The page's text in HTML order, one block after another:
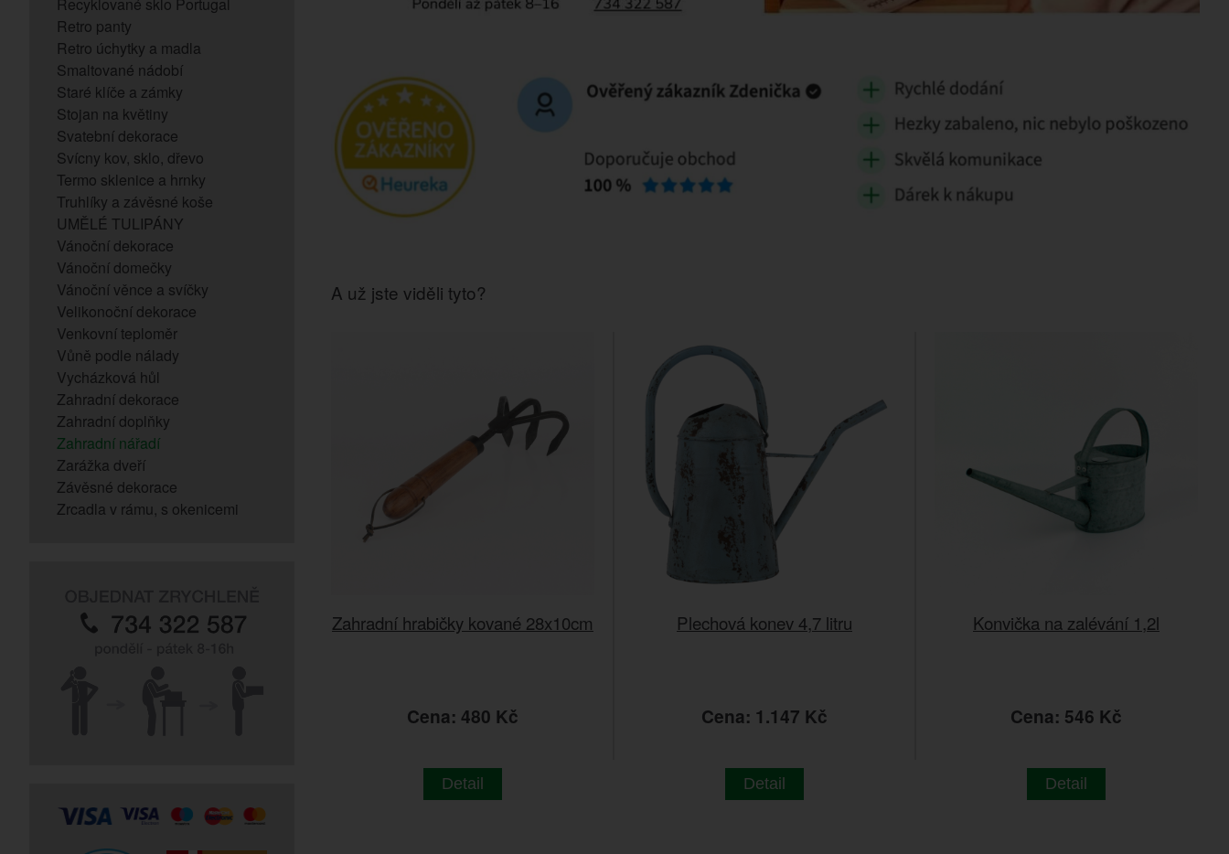
Retro panty
Retro úchytky a madla
Smaltované nádobí
Staré klíče a zámky
Stojan na květiny
Svatební dekorace
Svícny kov, sklo, dřevo
Termo sklenice a hrnky
Truhlíky a závěsné koše
UMĚLÉ TULIPÁNY
Vánoční dekorace
Vánoční domečky
Vánoční věnce a svíčky
Velikonoční dekorace
Venkovní teploměr
Vůně podle nálady
Vycházková hůl
Zahradní dekorace
Zahradní doplňky
Zahradní nářadí
Zarážka dveří
Závěsné dekorace
Zrcadla v rámu, s okenicemi
A už jste viděli tyto?
Zahradní hrabičky kované 28x10cm
Cena: 480 Kč
Detail
Plechová konev 4,7 litru
Cena: 1.147 Kč
Detail
Konvička na zalévání 1,2l
Cena: 546 Kč
Detail